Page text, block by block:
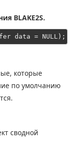
BLAKE2S.
которые
по умолчанию
сводной